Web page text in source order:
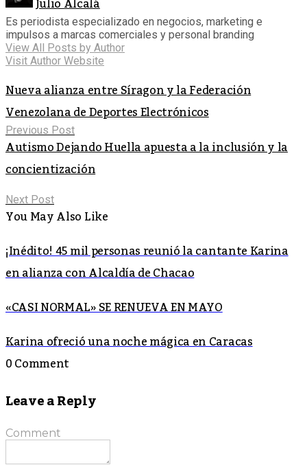
Es periodista especializado en negocios, marketing e
impulsos a marcas comerciales y personal branding
View All Posts by Author
Visit Author Website
Nueva alianza entre Síragon y la Federación
Venezolana de Deportes Electrónicos
Previous Post
Autismo Dejando Huella apuesta a la inclusión y la
concientización
Next Post
You May Also Like
¡Inédito! 45 mil personas reunió la cantante Karina
en alianza con Alcaldía de Chacao
«CASI NORMAL» SE RENUEVA EN MAYO
Karina ofreció una noche mágica en Caracas
0 Comment
Leave a Reply
Comment